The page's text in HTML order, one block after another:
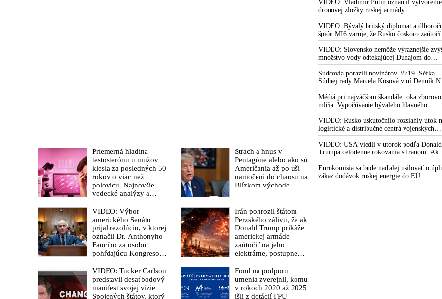
Strach a hnus v
Pentagóne alebo ako sú
Američania až po uši
namočení do chaosu na
Blízkom východe
Priemerná hladina
testosterónu u mužov
klesla za posledných 50
rokov o viac než
polovicu. Najnovšie
vedecké analýzy a
odborníkmi poukazujú
na ohrozenie schopnosti
mužov splodiť
potomstvo
Irán pohrozil štátom
Perzského zálivu, že ak
Donald Trump prikáže
americkej armáde
zaútočiť na jeho
elektrárne, postupne
elektriny spojencom
USA v celom regióne
VIDEO: Výbor
amerického Senátu
prijal rezolúciu, v ktorej
označil Dr. Anthonyho
Fauciho za osobu
pohŕdajúcu Kongresom.
Američanov a myslím
si, že si zaslúžia poznať
pravdu,“ vyhlásil
senátor Rand Paul
Fond na podporu
umenia zverejnil, komu
v rokoch 2020 až 2025
išli z dotácií FPU
VIDEO: Tucker Carlson
predstavil desaťbodový
manifest svojej vízie
Spojených štátov, ktorý
VIDEO: Vladimir Putin oznámil vytvorenie
dronovej zložky ruskej armády
VIDEO: Bývalý britský diplomat a
špión MI6 varuje, že Rusko čoskoro zaútočí
Európu, pretože k tomu bude dotlačené
rovnako, ako bolo dotlačené k invázii na
Ukrajinu v roku 2022. Zelenskyj medzitým
Kyjeve naliehal na zhromaždených
aby vo svete zháňali energie pre Ukrajinu
zimu. Putin vraj bude mobilizovať a vojna
do zimy pravdepodobne neskončí
VIDEO: Slovensko nemôže výraznejšie
množstvo vody odtekajúcej Dunajom do
Maďarska
Sudcovia porazili novinárov 35:19. Šéfka
Súdnej rady Marcela Kosová viní Denník N
krivenia reality
Médiá pri najväčšom škandále roka zborovo
mlčia. Vypočúvanie bývaleho hlavného
lekárskeho poradcu Bieleho domu
Fauciho pred výborom amerického Senátu
väčšina médií ignorovala
VIDEO: Rusko uskutočnilo rozsiahly útok
logistické a distribučné centrá vojenských
dodávok na Ukrajine. Ukrajinská
obrana nedokázala počas ničivého nočného
útoku na Kyjev a jeho okolie zachytiť ani
jednu ruskú raketu
VIDEO: USA viedli v utorok podľa
Trumpa celodenné rokovania s Iránom. Ak
zlyhajú, sľubuje tvrdý vojenský zásah proti
Teheránu
Eurokomisia sa bude naďalej usilovať o
zákaz dodávok ruskej energie do EÚ